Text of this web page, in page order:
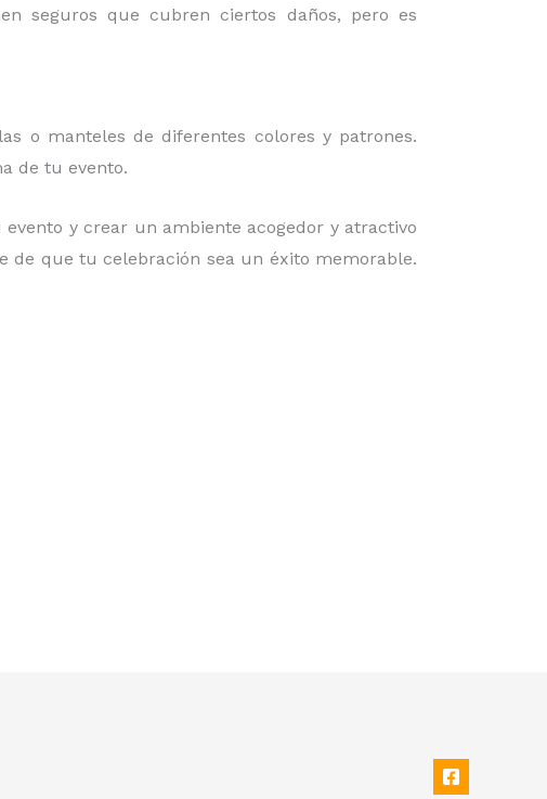
seguros que cubren ciertos daños, pero es
o manteles de diferentes colores y patrones.
de tu evento.
y crear un ambiente acogedor y atractivo
de que tu celebración sea un éxito memorable.